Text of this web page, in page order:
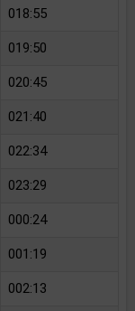
018:55
019:50
020:45
021:40
022:34
023:29
000:24
001:19
002:13